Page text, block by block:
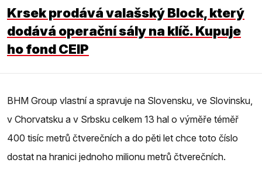
Krsek prodává valašský Block, který
dodává operační sály na klíč. Kupuje
ho fond CEIP
BHM Group vlastní a spravuje na Slovensku, ve Slovinsku,
v Chorvatsku a v Srbsku celkem 13 hal o výměře téměř
400 tisíc metrů čtverečních a do pěti let chce toto číslo
dostat na hranici jednoho milionu metrů čtverečních.